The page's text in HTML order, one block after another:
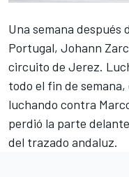
Una semana después
Portugal, Johann
circuito de Jerez.
todo el fin de
luchando contra
perdió la parte
del trazado andaluz.